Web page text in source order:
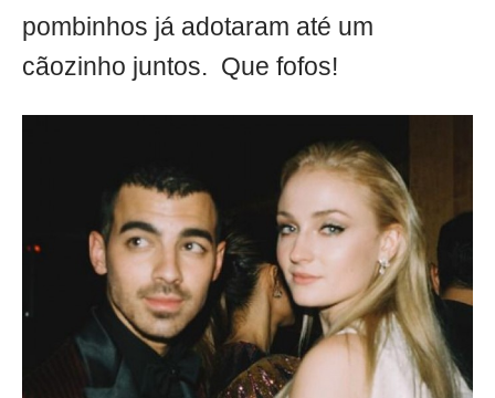
pombinhos já adotaram até um
cãozinho juntos. Que fofos!